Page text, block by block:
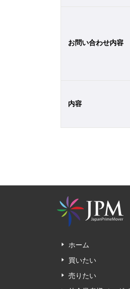
お問い合わせ内容
内容
ホーム
買いたい
売りたい